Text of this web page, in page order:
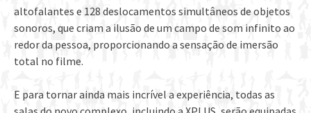
altofalantes e 128 deslocamentos simultâneos de objetos
sonoros, que criam a ilusão de um campo de som infinito ao
redor da pessoa, proporcionando a sensação de imersão
total no filme.
E para tornar ainda mais incrível a experiência, todas as